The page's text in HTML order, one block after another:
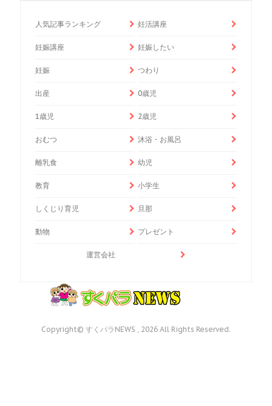
人気記事ランキング 妊活講座
妊娠講座 妊娠したい
妊娠 つわり
出産 0歳児
1歳児 2歳児
おむつ 沐浴・お風呂
離乳食 幼児
教育 小学生
しくじり育児 旦那
動物 プレゼント
運営会社
Copyright© すくパラNEWS , 2026 All Rights Reserved.